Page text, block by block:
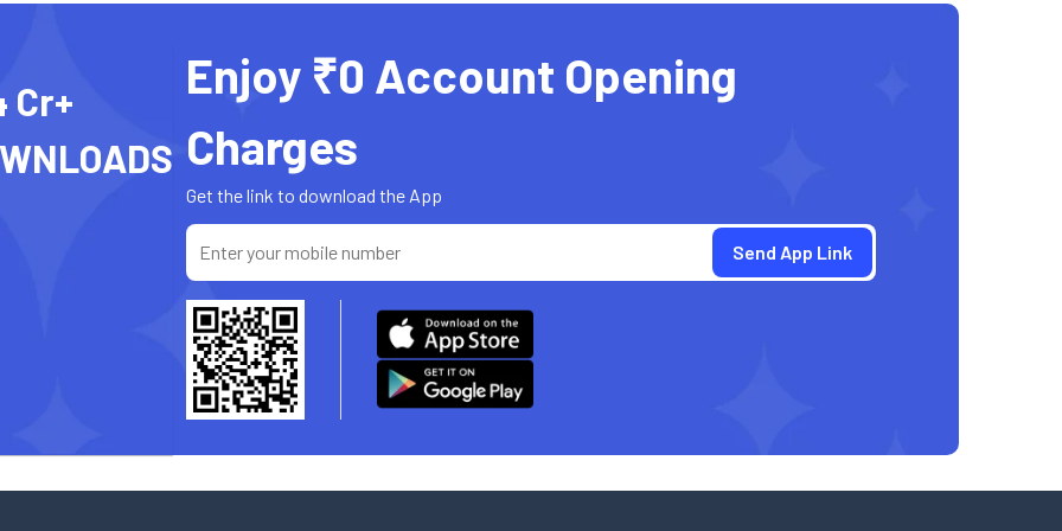
Cr+
Enjoy ₹0 Account Opening
Charges
Get the link to download the App